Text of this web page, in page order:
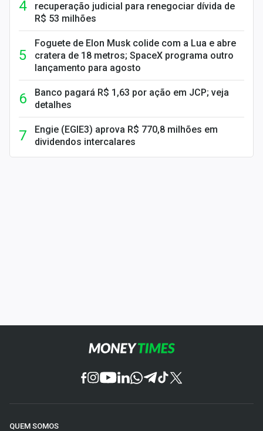
recuperação judicial para renegociar dívida de
R$ 53 milhões
Foguete de Elon Musk colide com a Lua e abre
cratera de 18 metros; SpaceX programa outro
lançamento para agosto
Banco pagará R$ 1,63 por ação em JCP; veja
detalhes
Engie (EGIE3) aprova R$ 770,8 milhões em
dividendos intercalares
QUEM SOMOS